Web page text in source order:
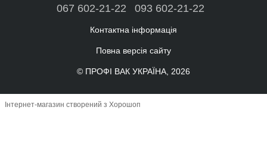
067 602-21-22 093 602-21-22
Контактна інформація
Повна версія сайту
© ПРОФІ ВАК УКРАЇНА, 2026
Інтернет-магазин створений з Хорошоп